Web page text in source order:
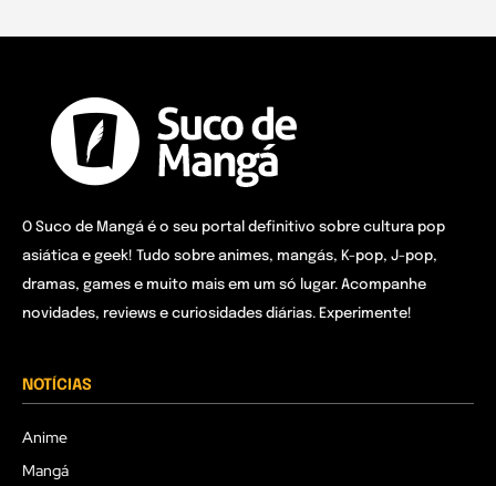
O Suco de Mangá é o seu portal definitivo sobre cultura pop
asiática e geek! Tudo sobre animes, mangás, K-pop, J-pop,
dramas, games e muito mais em um só lugar. Acompanhe
novidades, reviews e curiosidades diárias. Experimente!
NOTÍCIAS
Anime
Mangá